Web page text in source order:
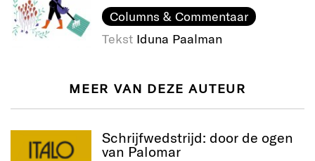
Columns & Commentaar
Tekst Iduna Paalman
MEER VAN DEZE AUTEUR
Schrijfwedstrijd: door de ogen
van Palomar